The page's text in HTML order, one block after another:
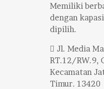
Memiliki
dengan
dipilih.
Jl. Media
RT.12/RW.9,
Kecamatan
Timur. 13420